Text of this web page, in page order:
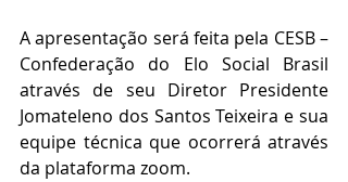
A apresentação será feita pela CESB –
Confederação do Elo Social Brasil
através de seu Diretor Presidente
Jomateleno dos Santos Teixeira e sua
equipe técnica que ocorrerá através
da plataforma zoom.